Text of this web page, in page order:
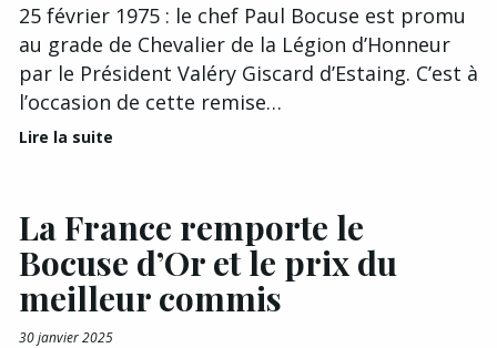
25 février 1975 : le chef Paul Bocuse est promu
au grade de Chevalier de la Légion d’Honneur
par le Président Valéry Giscard d’Estaing. C’est à
l’occasion de cette remise…
Lire la suite
La France remporte le
Bocuse d’Or et le prix du
meilleur commis
30 janvier 2025